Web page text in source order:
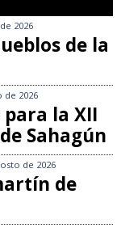
2026
de la
de 2026
la XII
Sahagún
de 2026
de